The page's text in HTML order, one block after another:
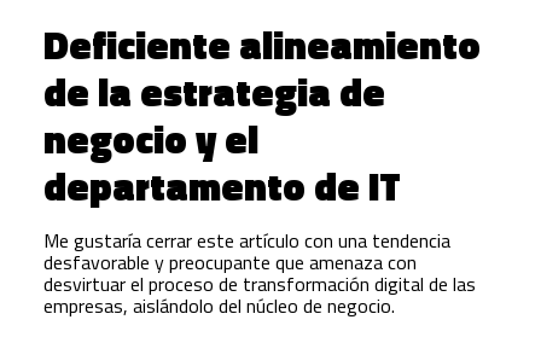
Deficiente alineamiento
de la estrategia de
negocio y el
departamento de IT
Me gustaría cerrar este artículo con una tendencia
desfavorable y preocupante que amenaza con
desvirtuar el proceso de transformación digital de las
empresas, aislándolo del núcleo de negocio.